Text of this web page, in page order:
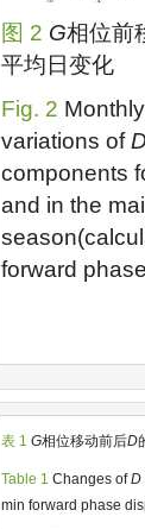
图 2 G相位前
平均日变化
Fig. 2
variations of
components
and in the
forward
表 1 G相位移动前后D
Table 1 Changes ofD
min forward phase